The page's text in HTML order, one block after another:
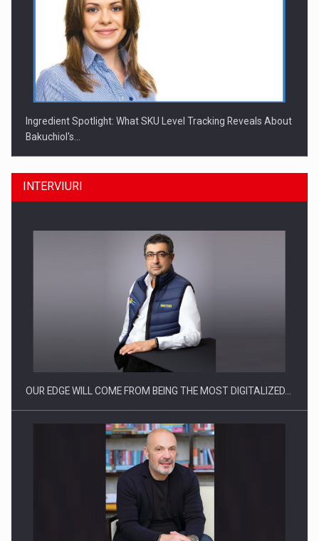
Ingredient Spotlight: What SKU Level Tracking Reveals About
Bakuchiol's…
Producatorii si comerciantii care nu se supun noilor
Proteinmaxxing and the Future of Protein Demand
INTERVIURI
OUR EDGE WILL COME FROM BEING THE MOST DIGITALIZED…